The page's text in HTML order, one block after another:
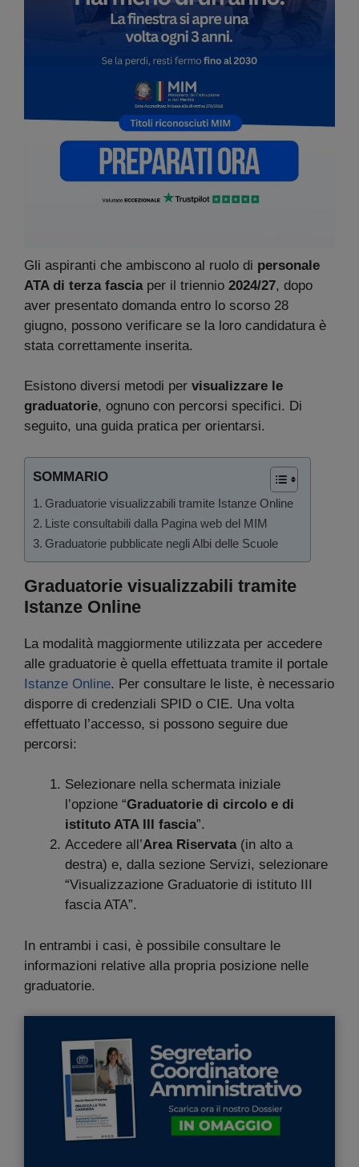
Gli aspiranti che ambiscono al ruolo di personale
ATA di terza fasciaper il triennio 2024/27, dopo
aver presentato domanda entro lo scorso 28
giugno, possono verificare se la loro candidatura è
stata correttamente inserita.
Esistono diversi metodi per visualizzare le
graduatorie, ognuno con percorsi specifici. Di
seguito, una guida pratica per orientarsi.
SOMMARIO
Graduatorie visualizzabili tramite Istanze Online
Liste consultabili dalla Pagina web del MIM
Graduatorie pubblicate negli Albi delle Scuole
Graduatorie visualizzabili tramite
Istanze Online
La modalità maggiormente utilizzata per accedere
alle graduatorie è quella effettuata tramite il portale
Istanze Online. Per consultare le liste, è necessario
disporre di credenziali SPID o CIE. Una volta
effettuato l’accesso, si possono seguire due
percorsi:
Selezionare nella schermata iniziale
l’opzione “Graduatorie di circolo e di
istituto ATA III fascia”.
Accedere all’Area Riservata(in alto a
destra) e, dalla sezione Servizi, selezionare
“Visualizzazione Graduatorie di istituto III
fascia ATA”.
In entrambi i casi, è possibile consultare le
informazioni relative alla propria posizione nelle
graduatorie.